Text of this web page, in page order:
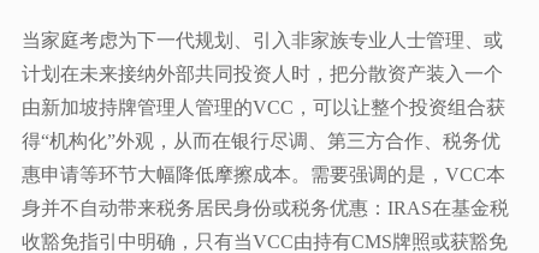
当家庭考虑为下一代规划、引入非家族专业人士管理、或
计划在未来接纳外部共同投资人时，把分散资产装入一个
由新加坡持牌管理人管理的VCC，可以让整个投资组合获
得“机构化”外观，从而在银行尽调、第三方合作、税务优
惠申请等环节大幅降低摩擦成本。需要强调的是，VCC本
身并不自动带来税务居民身份或税务优惠：IRAS在基金税
收豁免指引中明确，只有当VCC由持有CMS牌照或获豁免